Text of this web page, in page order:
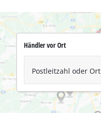
Händler vor Ort
Postleitzahl oder Ort